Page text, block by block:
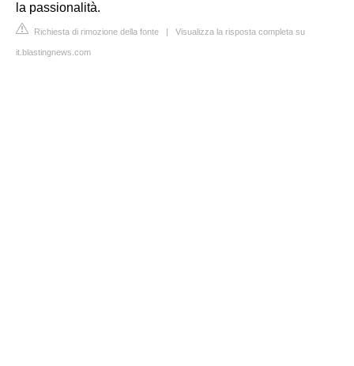
la passionalità.
Richiesta di rimozione della fonte | Visualizza la risposta completa su
it.blastingnews.com